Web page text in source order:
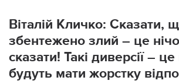
Віталій Кличко: Сказати,
збентежено злий – це
сказати! Такі диверсії –
будуть мати жорстку